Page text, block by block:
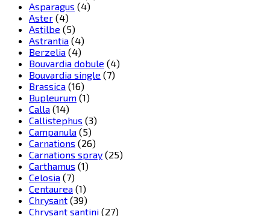
Asparagus (4)
Aster (4)
Astilbe (5)
Astrantia (4)
Berzelia (4)
Bouvardia dobule (4)
Bouvardia single (7)
Brassica (16)
Bupleurum (1)
Calla (14)
Callistephus (3)
Campanula (5)
Carnations (26)
Carnations spray (25)
Carthamus (1)
Celosia (7)
Centaurea (1)
Chrysant (39)
Chrysant santini (27)